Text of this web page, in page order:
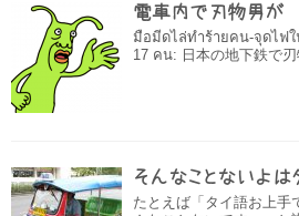
電車内で刃物男が
มือมีดไล่ทำร้ายคน-จุดไฟ
17 คน: 日本の地下鉄で刃
そんなことないよは
たとえば「タイ語お上手